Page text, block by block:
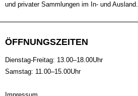
und privater Sammlungen im In- und Ausland.
ÖFFNUNGSZEITEN
Dienstag-Freitag: 13.00–18.00Uhr
Samstag: 11.00–15.00Uhr